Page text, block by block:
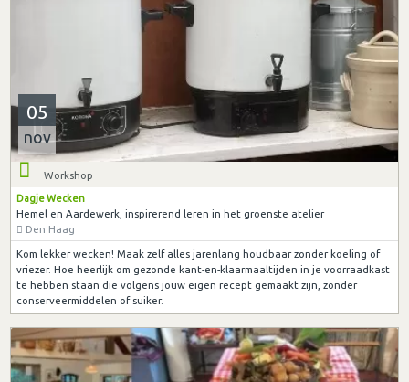
05
nov
Workshop
Dagje Wecken
Hemel en Aardewerk, inspirerend leren in het groenste atelier
Den Haag
Kom lekker wecken! Maak zelf alles jarenlang houdbaar zonder koeling of
vriezer. Hoe heerlijk om gezonde kant-en-klaarmaaltijden in je voorraadkast
te hebben staan die volgens jouw eigen recept gemaakt zijn, zonder
conserveermiddelen of suiker.